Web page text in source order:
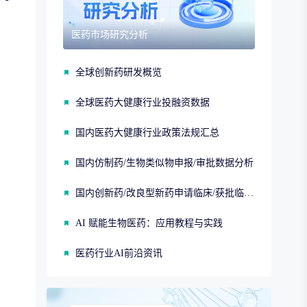
医药市场研究分析
全球创新药研发概览
全球医药大健康行业投融资数据
国内医药大健康行业政策法规汇总
国内仿制药/生物类似物申报/审批数据分析
国内创新药/改良型新药申请临床/获批临床/申请上市/获批上市数据分析
AI 赋能生物医药：应用教程与实践
医药行业AI前沿资讯